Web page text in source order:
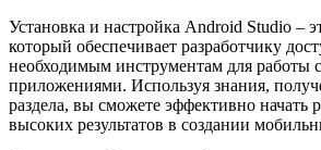
Установка и настройка Android Studio –
который обеспечивает разработчику
необходимым инструментам для работы
приложениями. Используя знания,
раздела, вы сможете эффективно начать
высоких результатов в создании